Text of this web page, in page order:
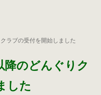
ラブの受付を開始しました
降のどんぐりク
した